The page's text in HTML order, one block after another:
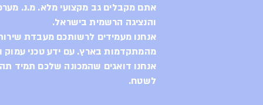
כיוונית פנטסטית וביטחון
אתם מקבלים גב מקצועי מלא. מ.נ.
והנציגה הרשמית בישראל.
אנחנו מעמידים לרשותכם מעבדת
מהמתקדמות בארץ. עם ידע טכני עמוק
אנחנו דואגים שהמכונה שלכם תמיד
לשטח.